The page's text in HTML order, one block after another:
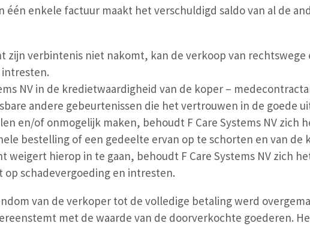
één enkele factuur maakt het verschuldigd saldo van al de
verbintenis niet nakomt, kan de verkoop van
intresten.
NV in de kredietwaardigheid van de koper –
andere gebeurtenissen die het vertrouwen in de goede
en/of onmogelijk maken, behoudt F Care Systems NV
bestelling of een gedeelte ervan op te schorten en van
weigert hierop in te gaan, behoudt F Care Systems NV zich
schadevergoeding en intresten.
van de verkoper tot de volledige betaling werd
met de waarde van de doorverkochte goederen.